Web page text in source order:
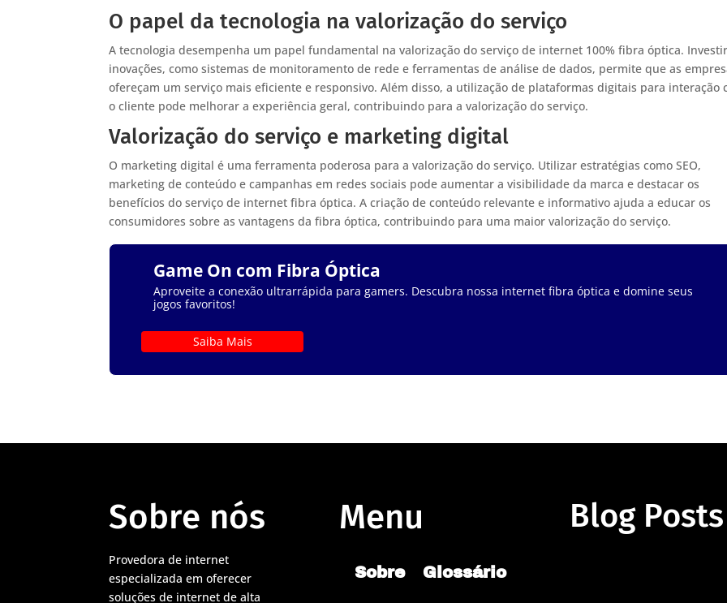
O papel da tecnologia na valorização do serviço
A tecnologia desempenha um papel fundamental na valorização do serviço de internet 100% fibra óptica.
inovações, como sistemas de monitoramento de rede e ferramentas de análise de dados, permite que as
ofereçam um serviço mais eficiente e responsivo. Além disso, a utilização de plataformas digitais para interação
o cliente pode melhorar a experiência geral, contribuindo para a valorização do serviço.
Valorização do serviço e marketing digital
O marketing digital é uma ferramenta poderosa para a valorização do serviço. Utilizar estratégias como SEO,
marketing de conteúdo e campanhas em redes sociais pode aumentar a visibilidade da marca e destacar os
benefícios do serviço de internet fibra óptica. A criação de conteúdo relevante e informativo ajuda a educar os
consumidores sobre as vantagens da fibra óptica, contribuindo para uma maior valorização do serviço.
Game On com Fibra Óptica
Aproveite a conexão ultrarrápida para gamers. Descubra nossa internet fibra óptica e domine seus
jogos favoritos!
Saiba Mais
Sobre nós
Provedora de internet
especializada em oferecer
soluções de internet de alta
Menu
Sobre Glossário
Blog Posts